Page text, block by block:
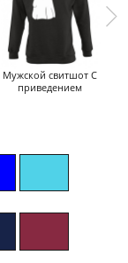
Мужской свитшот С
приведением